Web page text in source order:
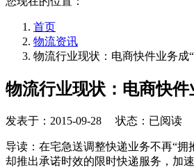
首页
物流资讯
物流行业现状：电商快件业务成
物流行业现状：电商快件
发表于： 2015-09-28 状态：已阅读
导读：在宅急送调整快递业务不再“拥
却推出承诺时效的限时快递服务，加